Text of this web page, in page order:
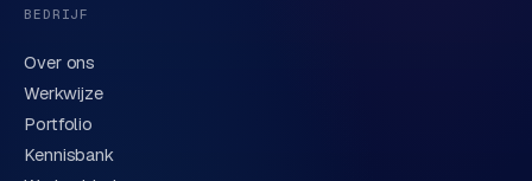
BEDRIJF
Over ons
Werkwijze
Portfolio
Kennisbank